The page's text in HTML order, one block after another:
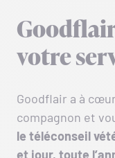
votre
Goodflair a à
compagnon et
le téléconseil
et jour, toute